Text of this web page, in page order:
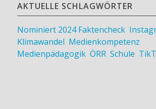
AKTUELLE SCHLAGWÖRTER
Nominiert 2024 Faktencheck,
Klimawandel Medienkompetenz
Medienpädagogik, ÖRR, Schule